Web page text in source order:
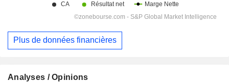
Plus de données financières
Analyses / Opinions